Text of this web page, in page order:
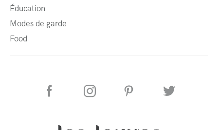
Éducation
Modes de garde
Food